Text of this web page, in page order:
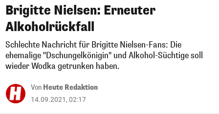
Brigitte Nielsen: Erneuter
Alkoholrückfall
Schlechte Nachricht für Brigitte Nielsen-Fans: Die
ehemalige "Dschungelkönigin" und Alkohol-Süchtige soll
wieder Wodka getrunken haben.
Von Heute Redaktion
14.09.2021, 02:17